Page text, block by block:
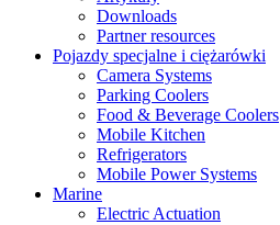
Downloads
Partner resources
Pojazdy specjalne i ciężarówki
Camera Systems
Parking Coolers
Food & Beverage Coolers
Mobile Kitchen
Refrigerators
Mobile Power Systems
Marine
Electric Actuation